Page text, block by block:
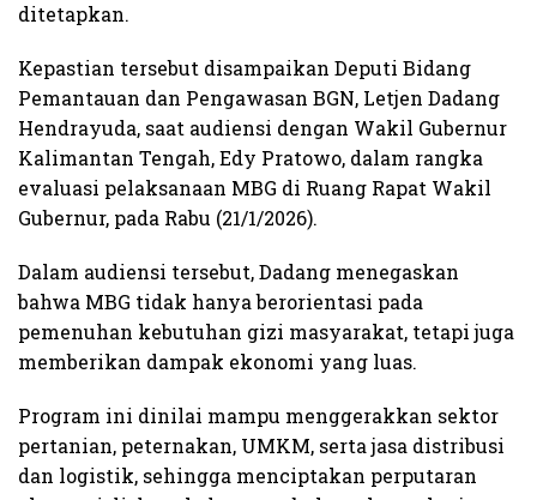
ditetapkan.
Kepastian tersebut disampaikan Deputi Bidang
Pemantauan dan Pengawasan BGN, Letjen Dadang
Hendrayuda, saat audiensi dengan Wakil Gubernur
Kalimantan Tengah, Edy Pratowo, dalam rangka
evaluasi pelaksanaan MBG di Ruang Rapat Wakil
Gubernur, pada Rabu (21/1/2026).
Dalam audiensi tersebut, Dadang menegaskan
bahwa MBG tidak hanya berorientasi pada
pemenuhan kebutuhan gizi masyarakat, tetapi juga
memberikan dampak ekonomi yang luas.
Program ini dinilai mampu menggerakkan sektor
pertanian, peternakan, UMKM, serta jasa distribusi
dan logistik, sehingga menciptakan perputaran